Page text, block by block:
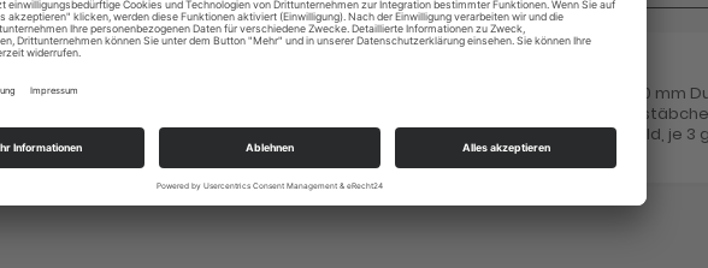
orange, rot), 12 Stoffdeckchen weiß (rund, 20 cm Dm.), 12 Holzkugeln gold (40 mm
Holzscheiben natur (75 mm Dm.), 12 Holzstäbchen natur (140x20x3 mm), 12
(4x4x100 mm), 30 Kartonstreifen gold (80x20 mm), 23 Kartonscheiben (8 gold, je 3
Holzkugel natur (60 mm Dm.), 90 Fassperlen bunt (12x10mm).